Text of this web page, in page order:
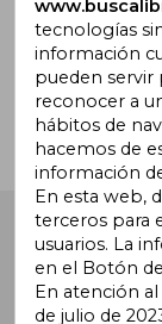
¿Necesitas
Ir a Centro de
Buscalibre España
Cornellà de
tecnologías
información
pueden servir
reconocer a
hábitos de
hacemos de
información
En esta web,
terceros para
usuarios. La
en el Botón de
En atención
de julio de